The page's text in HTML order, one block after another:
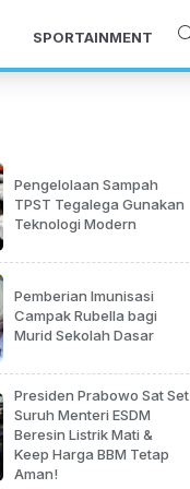
SPORTAINMENT
Pengelolaan Sampah
TPST Tegalega Gunakan
Teknologi Modern
Pemberian Imunisasi
Campak Rubella bagi
Murid Sekolah Dasar
Presiden Prabowo Sat Set
Suruh Menteri ESDM
Beresin Listrik Mati &
Keep Harga BBM Tetap
Aman!